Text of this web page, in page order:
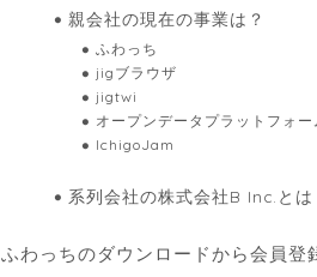
親会社の現在の事業は？
ふわっち
jigブラウザ
jigtwi
オープンデータプラットフォー
IchigoJam
系列会社の株式会社B Inc.とは
ふわっちのダウンロードから会員登